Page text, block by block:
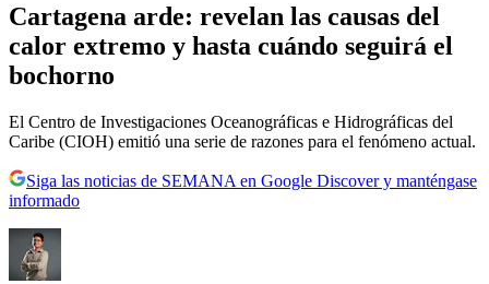
Cartagena arde: revelan las causas del
calor extremo y hasta cuándo seguirá el
bochorno
El Centro de Investigaciones Oceanográficas e Hidrográficas del
Caribe (CIOH) emitió una serie de razones para el fenómeno actual.
Siga las noticias de SEMANA en Google Discover y manténgase
informado